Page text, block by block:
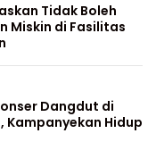
Tidak Boleh
Miskin di Fasilitas
Dangdut di
Kampanyekan Hidup